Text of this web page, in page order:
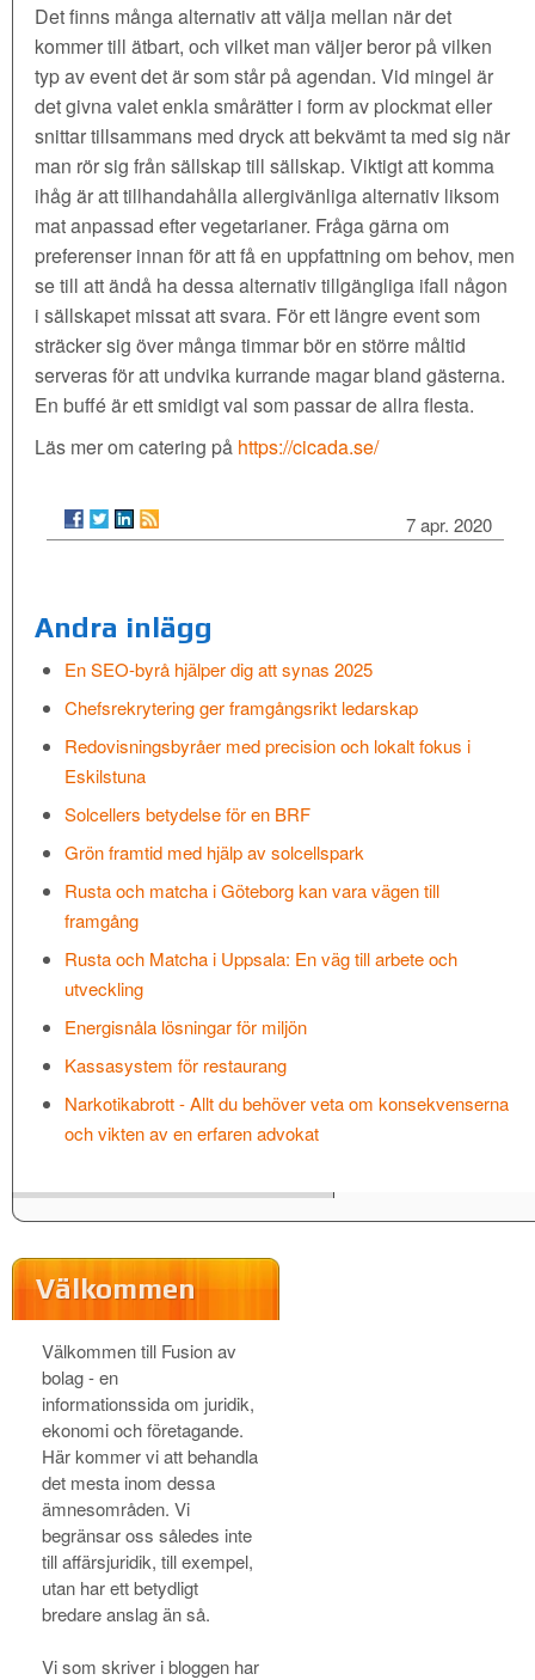
Det finns många alternativ att välja mellan när det
kommer till ätbart, och vilket man väljer beror på vilken
typ av event det är som står på agendan. Vid mingel är
det givna valet enkla smårätter i form av plockmat eller
snittar tillsammans med dryck att bekvämt ta med sig när
man rör sig från sällskap till sällskap. Viktigt att komma
ihåg är att tillhandahålla allergivänliga alternativ liksom
mat anpassad efter vegetarianer. Fråga gärna om
preferenser innan för att få en uppfattning om behov, men
se till att ändå ha dessa alternativ tillgängliga ifall någon
i sällskapet missat att svara. För ett längre event som
sträcker sig över många timmar bör en större måltid
serveras för att undvika kurrande magar bland gästerna.
En buffé är ett smidigt val som passar de allra flesta.
Läs mer om catering på https://cicada.se/
7 apr. 2020
Andra inlägg
En SEO-byrå hjälper dig att synas 2025
Chefsrekrytering ger framgångsrikt ledarskap
Redovisningsbyråer med precision och lokalt fokus i
Eskilstuna
Solcellers betydelse för en BRF
Grön framtid med hjälp av solcellspark
Rusta och matcha i Göteborg kan vara vägen till
framgång
Rusta och Matcha i Uppsala: En väg till arbete och
utveckling
Energisnåla lösningar för miljön
Kassasystem för restaurang
Narkotikabrott - Allt du behöver veta om konsekvenserna
och vikten av en erfaren advokat
Välkommen
Välkommen till Fusion av
bolag - en
informationssida om juridik,
ekonomi och företagande.
Här kommer vi att behandla
det mesta inom dessa
ämnesområden. Vi
begränsar oss således inte
till affärsjuridik, till exempel,
utan har ett betydligt
bredare anslag än så.
Vi som skriver i bloggen har